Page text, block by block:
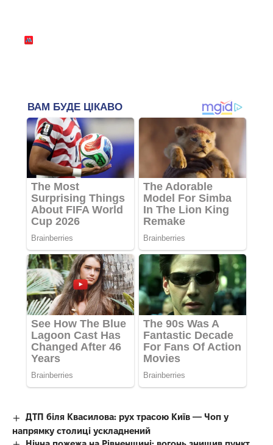
ДТП біля Квасилова: рух трасою Київ — Чоп у
напрямку столиці ускладнений